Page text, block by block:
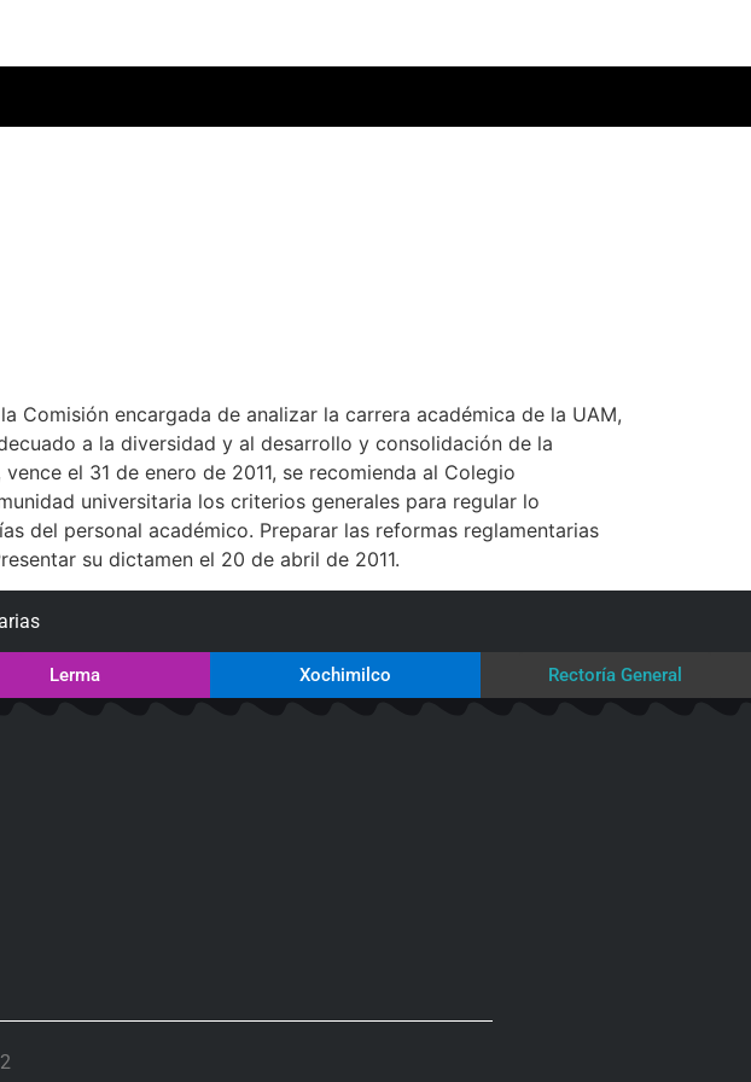
encargada de analizar la carrera académica de la UAM,
a la diversidad y al desarrollo y consolidación de la
el 31 de enero de 2011, se recomienda al Colegio
universitaria los criterios generales para regular lo
del personal académico. Preparar las reformas reglamentarias
su dictamen el 20 de abril de 2011.
Lerma Xochimilco Rectoría General